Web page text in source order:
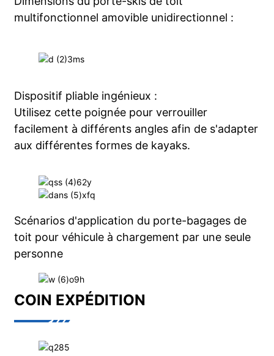
multifonctionnel amovible unidirectionnel :
Dispositif pliable ingénieux :
Utilisez cette poignée pour verrouiller
facilement à différents angles afin de s'adapter
aux différentes formes de kayaks.
Scénarios d'application du porte-bagages de
toit pour véhicule à chargement par une seule
personne
COIN EXPÉDITION